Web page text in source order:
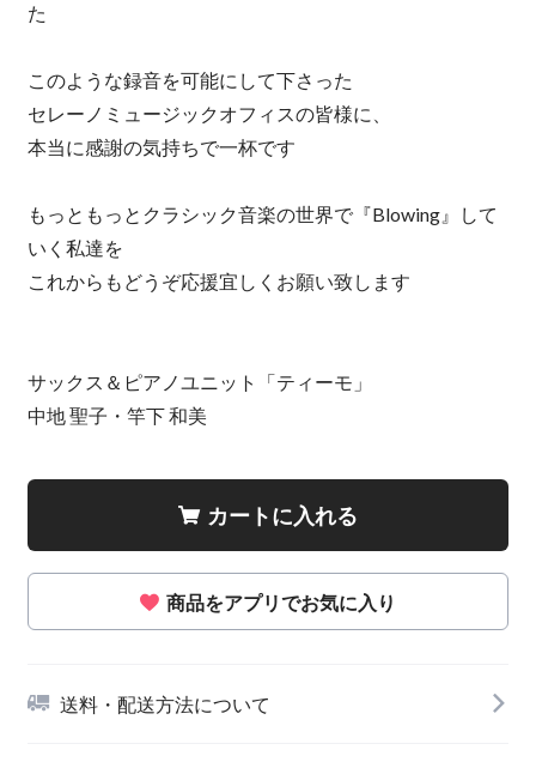
た
このような録音を可能にして下さった
セレーノミュージックオフィスの皆様に、
本当に感謝の気持ちで一杯です
もっともっとクラシック音楽の世界で『Blowing』して
いく私達を
これからもどうぞ応援宜しくお願い致します
サックス＆ピアノユニット「ティーモ」
中地 聖子・竿下 和美
カートに入れる
商品をアプリでお気に入り
送料・配送方法について